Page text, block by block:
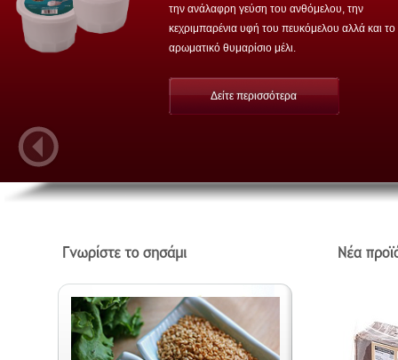
την ανάλαφρη γεύση του ανθόμελου, την
κεχριμπαρένια υφή του πευκόμελου αλλά και το
αρωματικό θυμαρίσιο μέλι.
Δείτε περισσότερα